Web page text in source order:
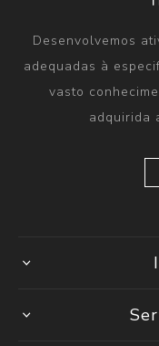
Desenvolvemos
adequadas à
vasto
adquirida